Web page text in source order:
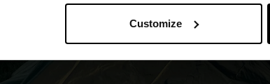
Customize